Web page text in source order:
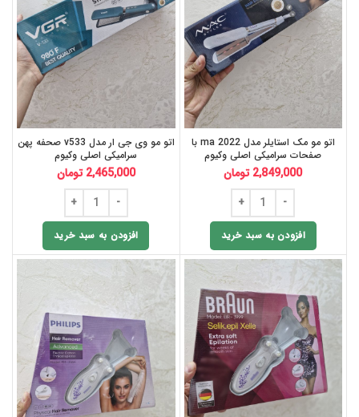
اتو مو مک استایلر مدل ma 2022 با
صفحات سرامیکی اصلی وکیوم
2,849,000 تومان
افزودن به سبد خرید
اتو مو وی جی ار مدل v533 صحفه پهن
سرامیکی اصلی وکیوم
2,465,000 تومان
افزودن به سبد خرید